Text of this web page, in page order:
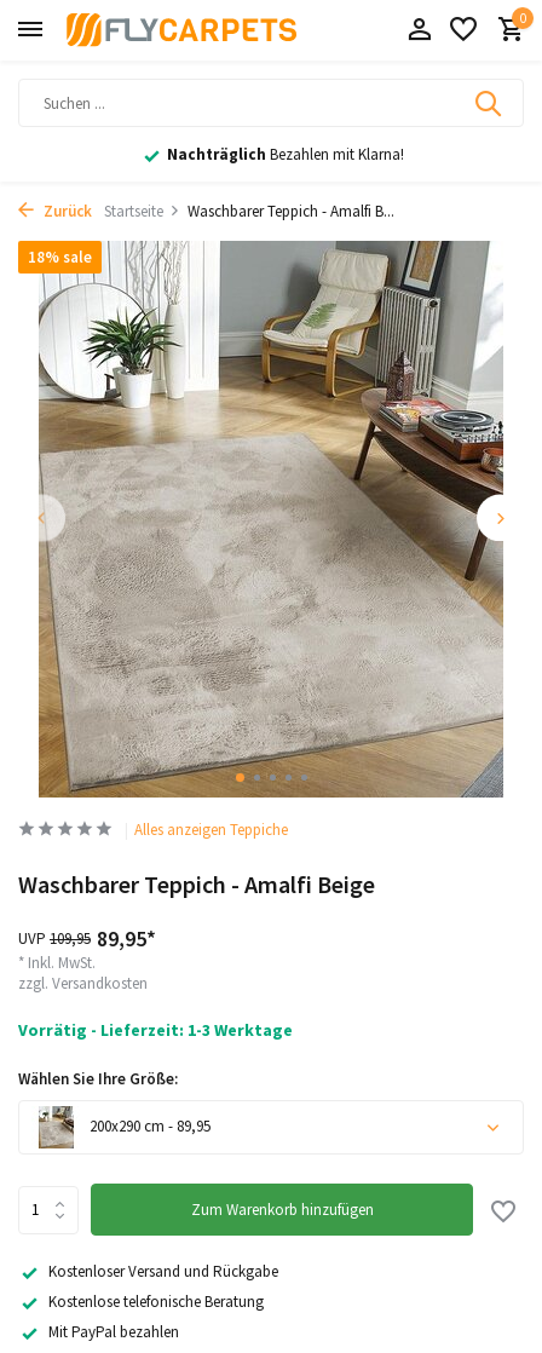
0
Nachträglich Bezahlen mit Klarna!
Zurück Startseite Waschbarer Teppich - Amalfi B...
18% sale
Alles anzeigen Teppiche
Waschbarer Teppich - Amalfi Beige
UVP 109,95 89,95*
* Inkl. MwSt.
zzgl. Versandkosten
Vorrätig - Lieferzeit: 1-3 Werktage
Wählen Sie Ihre Größe:
200x290 cm - 89,95
Zum Warenkorb hinzufügen
Kostenloser Versand und Rückgabe
Kostenlose telefonische Beratung
Mit PayPal bezahlen